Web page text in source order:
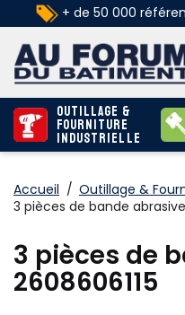
+ de 50 000
Outillage &
Fourniture
industrielle
Accueil / Outillage &
3 pièces de bande
3 pièces de
2608606115